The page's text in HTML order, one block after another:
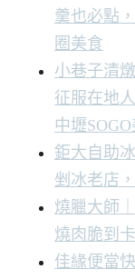
羹也必點
圈美食
小巷子清
征服在地
中壢
鉅大自助
剉冰老店
燒臘大師
燒肉脆到
佳緣便當